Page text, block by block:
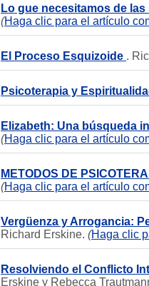
Lo gue necesitamos de
(Haga clic para el artículo
El Proceso Esquizoide .
Psicoterapia y
Elizabeth: Una búsqueda
(Haga clic para el artículo
METODOS DE
(Haga clic para el artículo
Vergüenza y Arrogancia:
Richard Erskine. (Haga clic
Resolviendo el Conflicto
Erskine y Rebecca